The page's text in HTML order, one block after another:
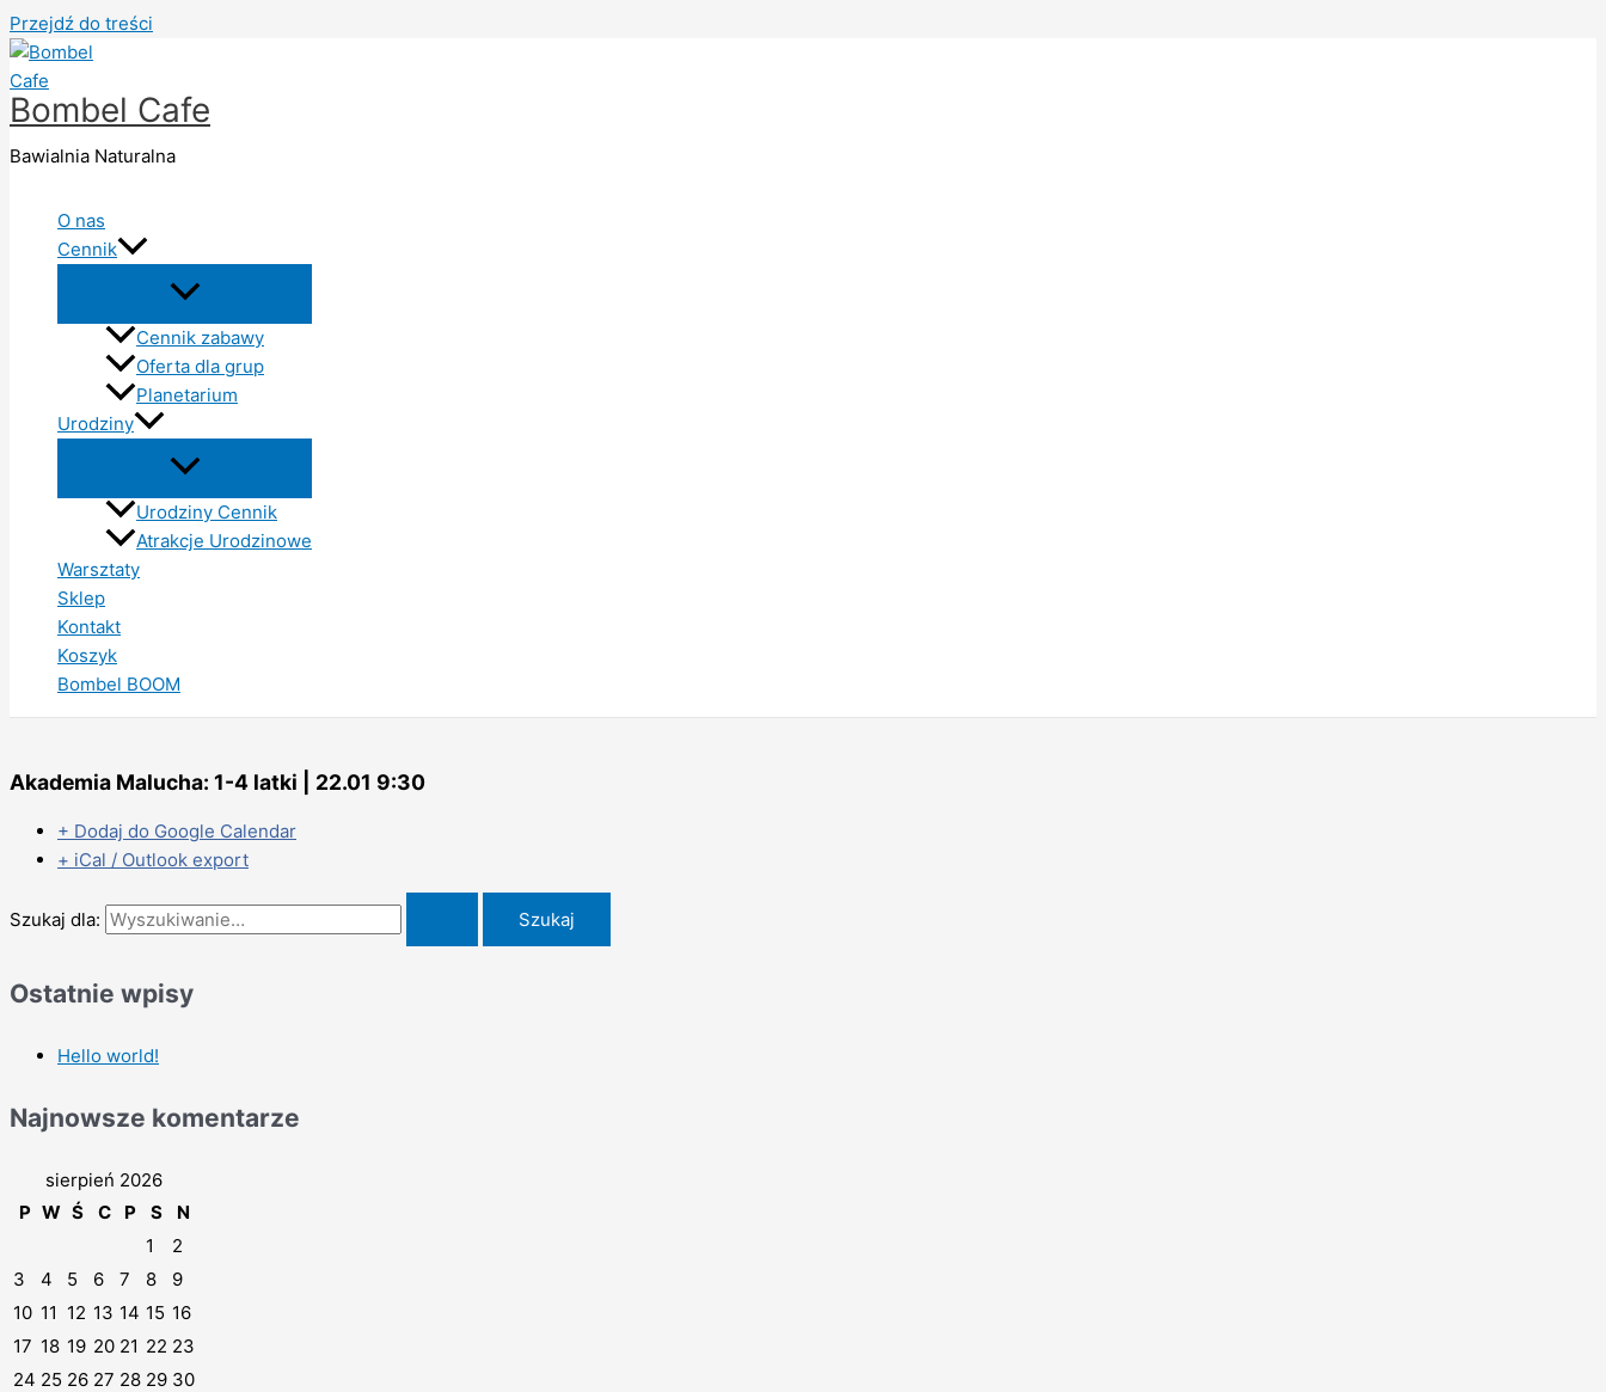
Przejdź do treści
Bombel Cafe
Bawialnia Naturalna
O nas
Cennik
Cennik zabawy
Oferta dla grup
Planetarium
Urodziny
Urodziny Cennik
Atrakcje Urodzinowe
Warsztaty
Sklep
Kontakt
Koszyk
Bombel BOOM
Akademia Malucha: 1-4 latki | 22.01 9:30
+ Dodaj do Google Calendar
+ iCal / Outlook export
Szukaj dla:
Ostatnie wpisy
Hello world!
Najnowsze komentarze
sierpień 2026
P W Ś C P S
N
1
2
3
4 5 6 7 8
9
10 11 12 13 14 15 16
17 18 19 20 21 22 23
24 25 26 27 28 29 30